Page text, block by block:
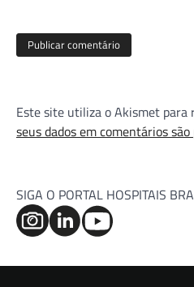
Este site utiliza o Akismet para
seus dados em comentários são
SIGA O PORTAL HOSPITAIS